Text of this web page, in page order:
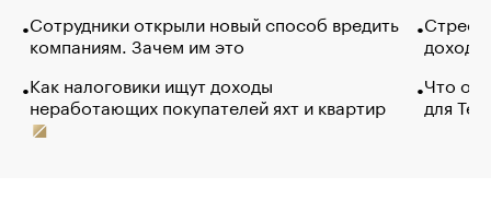
Сотрудники открыли новый способ вредить
компаниям. Зачем им это
Как налоговики ищут доходы
неработающих покупателей яхт и квартир
Что
для